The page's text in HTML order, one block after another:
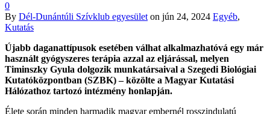
0
By Dél-Dunántúli Szívklub egyesület on jún 24, 2024 Egyéb,
Kutatás
Újabb daganattípusok esetében válhat alkalmazhatóvá egy már
használt gyógyszeres terápia azzal az eljárással, melyen
Timinszky Gyula dolgozik munkatársaival a Szegedi Biológiai
Kutatóközpontban (SZBK) – közölte a Magyar Kutatási
Hálózathoz tartozó intézmény honlapján.
Élete során minden harmadik magyar embernél rosszindulatú